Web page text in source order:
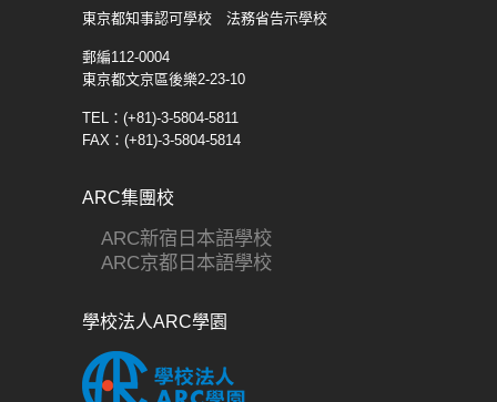
東京都知事認可學校 法務省告示學校
郵編112-0004
東京都文京區後樂2-23-10
TEL：(+81)-3-5804-5811
FAX：(+81)-3-5804-5814
ARC集團校
ARC新宿日本語學校
ARC京都日本語學校
學校法人ARC學園